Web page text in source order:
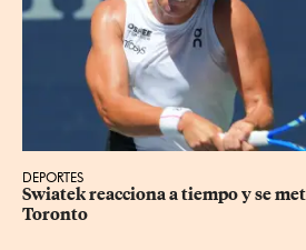
DEPORTES
Swiatek reacciona a tiempo y se
Toronto